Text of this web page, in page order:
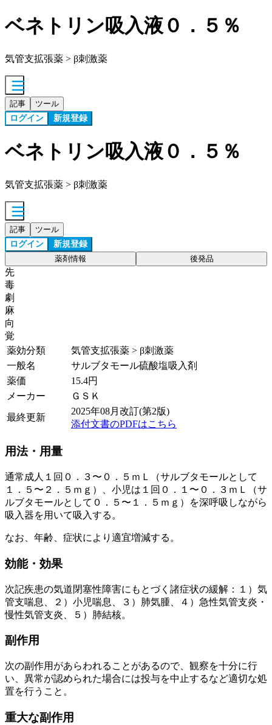
ベネトリン吸入液０．５％
気管支拡張薬 > β刺激薬
記事 ツール
ログイン 新規登録
ベネトリン吸入液０．５％
気管支拡張薬 > β刺激薬
記事 ツール
ログイン 新規登録
薬剤情報 後発品
先
毒
劇
麻
向
覚
薬効分類
気管支拡張薬 > β刺激薬
一般名
サルブタモール硫酸塩吸入剤
薬価
15.4円
メーカー
ＧＳＫ
最終更新
2025年08月改訂(第2版)
添付文書のPDFはこちら
用法・用量
通常成人１回０．３〜０．５ｍＬ（サルブタモールとして
１．５〜２．５ｍｇ）、小児は１回０．１〜０．３ｍＬ（サ
ルブタモールとして０．５〜１．５ｍｇ）を深呼吸しながら
吸入器を用いて吸入する。
なお、年齢、症状により適宜増減する。
効能・効果
次記疾患の気道閉塞性障害にもとづく諸症状の緩解：１）気
管支喘息、２）小児喘息、３）肺気腫、４）急性気管支炎・
慢性気管支炎、５）肺結核。
副作用
次の副作用があらわれることがあるので、観察を十分に行
い、異常が認められた場合には投与を中止するなど適切な処
置を行うこと。
重大な副作用